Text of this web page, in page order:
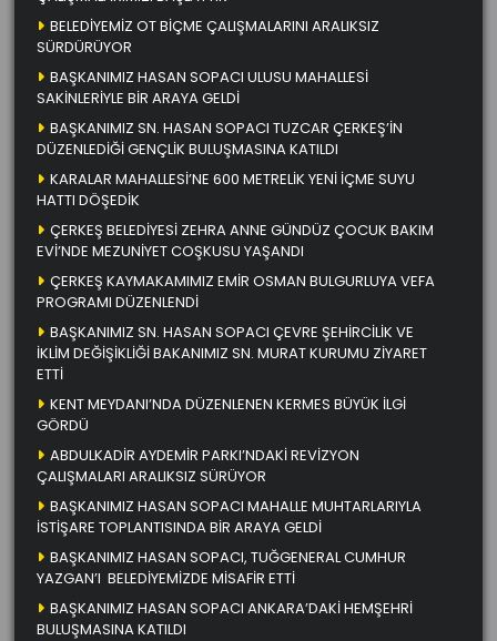
BELEDİYEMİZ OT BİÇME ÇALIŞMALARINI ARALIKSIZ
SÜRDÜRÜYOR
BAŞKANIMIZ HASAN SOPACI ULUSU MAHALLESİ
SAKİNLERİYLE BİR ARAYA GELDİ
BAŞKANIMIZ SN. HASAN SOPACI TUZCAR ÇERKEŞ’İN
DÜZENLEDİĞİ GENÇLİK BULUŞMASINA KATILDI
KARALAR MAHALLESİ’NE 600 METRELİK YENİ İÇME SUYU
HATTI DÖŞEDİK
ÇERKEŞ BELEDİYESİ ZEHRA ANNE GÜNDÜZ ÇOCUK BAKIM
EVİ’NDE MEZUNİYET COŞKUSU YAŞANDI
ÇERKEŞ KAYMAKAMIMIZ EMİR OSMAN BULGURLUYA VEFA
PROGRAMI DÜZENLENDİ
BAŞKANIMIZ SN. HASAN SOPACI ÇEVRE ŞEHİRCİLİK VE
İKLİM DEĞİŞİKLİĞİ BAKANIMIZ SN. MURAT KURUMU ZİYARET
ETTİ
KENT MEYDANI’NDA DÜZENLENEN KERMES BÜYÜK İLGİ
GÖRDÜ
ABDULKADİR AYDEMİR PARKI’NDAKİ REVİZYON
ÇALIŞMALARI ARALIKSIZ SÜRÜYOR
BAŞKANIMIZ HASAN SOPACI MAHALLE MUHTARLARIYLA
İSTİŞARE TOPLANTISINDA BİR ARAYA GELDİ
BAŞKANIMIZ HASAN SOPACI, TUĞGENERAL CUMHUR
YAZGAN’I BELEDİYEMİZDE MİSAFİR ETTİ
BAŞKANIMIZ HASAN SOPACI ANKARA’DAKİ HEMŞEHRİ
BULUŞMASINA KATILDI